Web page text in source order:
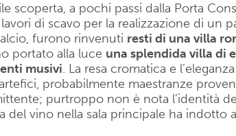
scoperta, a pochi passi dalla Porta
di scavo per la realizzazione di un
furono rinvenuti resti di una villa
portato alla luce una splendida villa di
musivi. La resa cromatica e
probabilmente maestranze
purtroppo non è nota l’identità
del vino nella sala principale ha indotto